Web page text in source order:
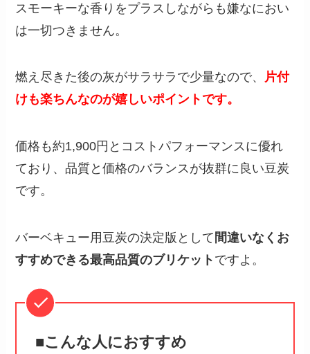
スモーキーな香りをプラスしながらも嫌なにおい
は一切つきません。
燃え尽きた後の灰がサラサラで少量なので、 片付
けも楽ちんなのが嬉しいポイントです。
価格も約1,900円とコストパフォーマンスに優れ
ており、品質と価格のバランスが抜群に良い豆炭
です。
バーベキュー用豆炭の決定版として 間違いなくお
すすめできる最高品質のブリケット ですよ。
■こんな人におすすめ